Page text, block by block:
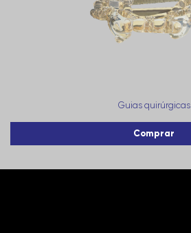
Guias quirúrgicas
Comprar